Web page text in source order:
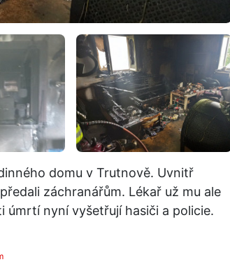
domu v Trutnově. Uvnitř
záchranářům. Lékař už mu ale
úmrtí nyní vyšetřují hasiči a policie.